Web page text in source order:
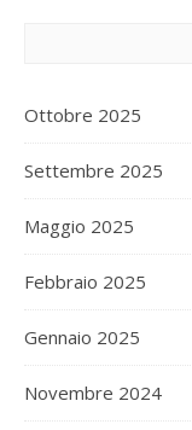
Ottobre 2025
Settembre 2025
Maggio 2025
Febbraio 2025
Gennaio 2025
Novembre 2024